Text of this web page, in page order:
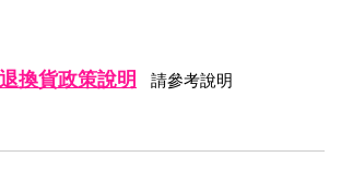
換貨政策說明 請參考說明